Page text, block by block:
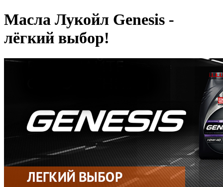
Масла Лукойл Genesis -
лёгкий выбор!